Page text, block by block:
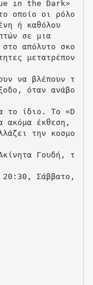
in the Dark»
οποίο οι ρόλο
ή καθόλου
σε μια
απόλυτο σκο
μετατρέπον
να βλέπουν τ
όταν ανάβο
το ίδιο. Το «D
έκθεση,
την κοσμο
Γουδή, τ
Σάββατο,